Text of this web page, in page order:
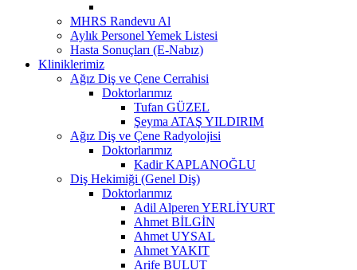
MHRS Randevu Al
Aylık Personel Yemek Listesi
Hasta Sonuçları (E-Nabız)
Kliniklerimiz
Ağız Diş ve Çene Cerrahisi
Doktorlarımız
Tufan GÜZEL
Şeyma ATAŞ YILDIRIM
Ağız Diş ve Çene Radyolojisi
Doktorlarımız
Kadir KAPLANOĞLU
Diş Hekimiği (Genel Diş)
Doktorlarımız
Adil Alperen YERLİYURT
Ahmet BİLGİN
Ahmet UYSAL
Ahmet YAKIT
Arife BULUT